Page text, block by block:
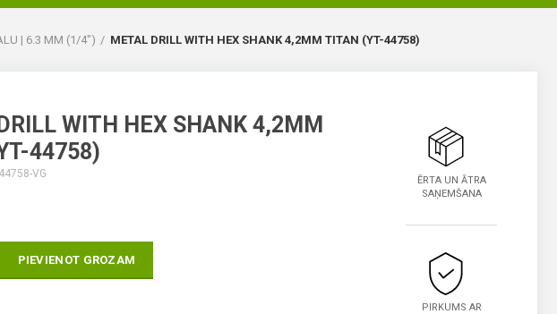
| 6.3 MM (1/4") METAL DRILL WITH HEX SHANK 4,2MM TITAN (YT-44758)
WITH HEX SHANK 4,2MM
44758)
VG
PIEVIENOT GROZAM
ĒRTA UN ĀTRA
SAŅEMŠANA
PIRKUMS AR